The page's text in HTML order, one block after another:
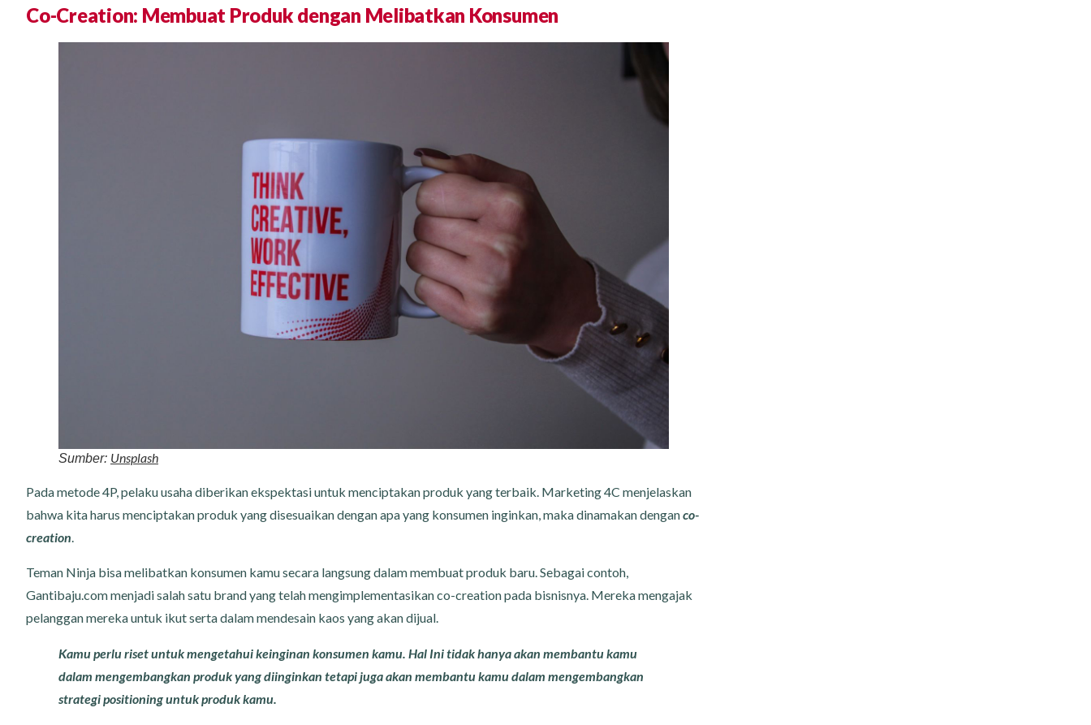
Co-Creation: Membuat Produk dengan Melibatkan Konsumen
Sumber: Unsplash
Pada metode 4P, pelaku usaha diberikan ekspektasi untuk menciptakan produk yang terbaik. Marketing 4C menjelaskan
bahwa kita harus menciptakan produk yang disesuaikan dengan apa yang konsumen inginkan, maka dinamakan denganco-
creation.
Teman Ninja bisa melibatkan konsumen kamu secara langsung dalam membuat produk baru. Sebagai contoh,
Gantibaju.com menjadi salah satu brand yang telah mengimplementasikan co-creation pada bisnisnya. Mereka mengajak
pelanggan mereka untuk ikut serta dalam mendesain kaos yang akan dijual.
Kamu perlu riset untuk mengetahui keinginan konsumen kamu. Hal Ini tidak hanya akan membantu kamu
dalam mengembangkan produk yang diinginkan tetapi juga akan membantu kamu dalam mengembangkan
strategi positioning untuk produk kamu.